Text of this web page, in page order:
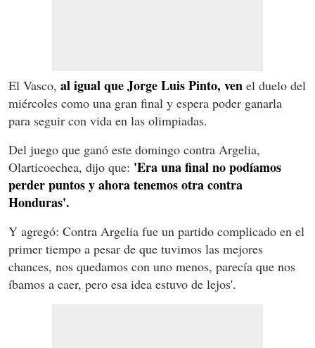
El Vasco, al igual que Jorge Luis Pinto, ven el duelo del
miércoles como una gran final y espera poder ganarla
para seguir con vida en las olimpiadas.
Del juego que ganó este domingo contra Argelia,
Olarticoechea, dijo que: 'Era una final no podíamos
perder puntos y ahora tenemos otra contra
Honduras'.
Y agregó: Contra Argelia fue un partido complicado en el
primer tiempo a pesar de que tuvimos las mejores
chances, nos quedamos con uno menos, parecía que nos
íbamos a caer, pero esa idea estuvo de lejos'.